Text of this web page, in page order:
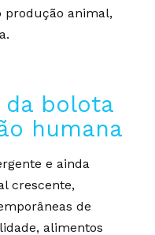
produção animal,
da bolota
humana
e ainda
crescente,
de
alimentos